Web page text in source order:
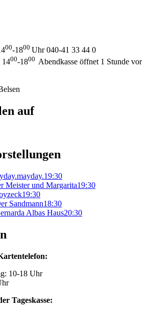
00-1800 Uhr 040-41 33 44 0
1400-1800 Abendkasse öffnet 1 Stunde vor
auf
19:30
Meister und Margarita19:30
19:30
Sandmann18:30
Albas Haus20:30
10-18 Uhr
Tageskasse: